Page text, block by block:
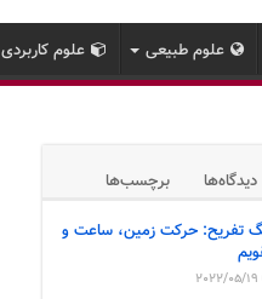
علوم طبیعی علوم کاربردی
دیدگاه‌ها برچسب‌ها
تفریح: حرکت زمین، ساعت و
2022/05/19